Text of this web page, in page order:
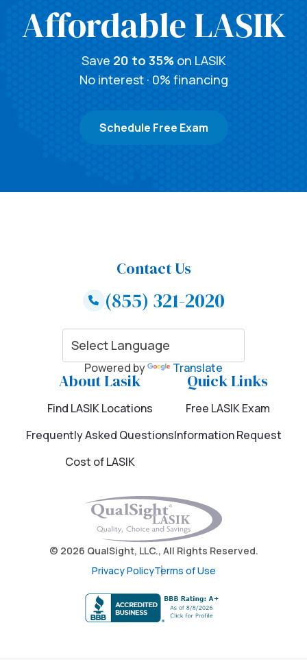
Astoria, NY
2308 30th Avenue Astoria, NY 11102
Call (855) 321-2020
Atlanta, GA
4505 Ashford Dunwoody Rd NE Atlanta, GA 30346
Atlanta, GA
550 Peachtree Street NE Atlanta, GA 30308
Call (855) 321-2020
Atlanta, GA
200 Galleria Parkway Atlanta, GA 30339
Affordable LASIK
Save 20 to 35%on LASIK
No interest · 0% financing
Schedule Free Exam
Contact Us
(855) 321-2020
Powered by Translate
About Lasik
Find LASIK Locations
Frequently Asked Questions
Cost of LASIK
Quick Links
Free LASIK Exam
Information Request
© 2026 QualSight, LLC., All Rights Reserved.
Privacy PolicyTerms of Use